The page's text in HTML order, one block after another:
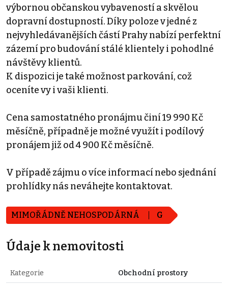
výbornou občanskou vybaveností a skvělou
dopravní dostupností. Díky poloze v jedné z
nejvyhledávanějších částí Prahy nabízí perfektní
zázemí pro budování stálé klientely i pohodlné
návštěvy klientů.
K dispozici je také možnost parkování, což
oceníte vy i vaši klienti.
Cena samostatného pronájmu činí 19 990 Kč
měsíčně, případně je možné využít i podílový
pronájem již od 4 900 Kč měsíčně.
V případě zájmu o více informací nebo sjednání
prohlídky nás neváhejte kontaktovat.
MIMOŘÁDNĚ NEHOSPODÁRNÁ G
Údaje k nemovitosti
Kategorie Obchodní prostory